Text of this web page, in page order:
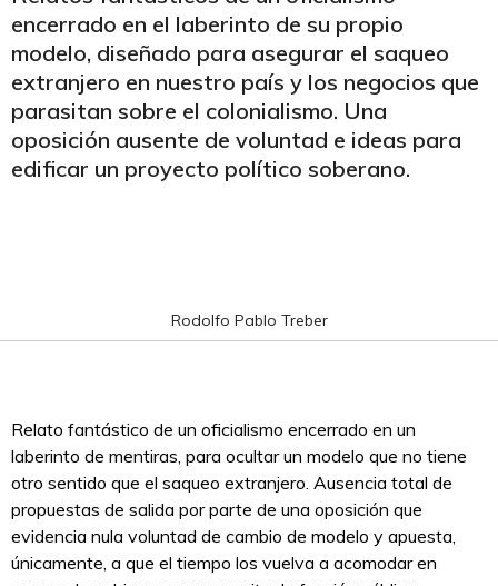
encerrado en el laberinto de su propio
modelo, diseñado para asegurar el saqueo
extranjero en nuestro país y los negocios que
parasitan sobre el colonialismo. Una
oposición ausente de voluntad e ideas para
edificar un proyecto político soberano.
Rodolfo Pablo Treber
Relato fantástico de un oficialismo encerrado en un
laberinto de mentiras, para ocultar un modelo que no tiene
otro sentido que el saqueo extranjero. Ausencia total de
propuestas de salida por parte de una oposición que
evidencia nula voluntad de cambio de modelo y apuesta,
únicamente, a que el tiempo los vuelva a acomodar en